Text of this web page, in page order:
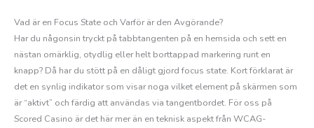
Vad är en Focus State och Varför är den Avgörande?
Har du någonsin tryckt på tabbtangenten på en hemsida och sett en
nästan omärklig, otydlig eller helt borttappad markering runt en
knapp? Då har du stött på en dåligt gjord focus state. Kort förklarat är
det en synlig indikator som visar noga vilket element på skärmen som
är “aktivt” och färdig att användas via tangentbordet. För oss på
Scored Casino är det här mer än en teknisk aspekt från WCAG-